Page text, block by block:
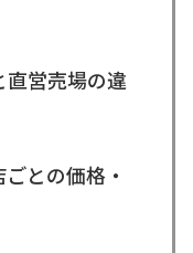
直営売場の違
との価格・